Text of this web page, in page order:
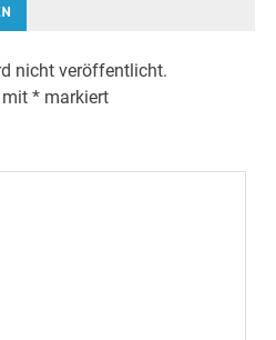
nicht veröffentlicht.
mit* markiert